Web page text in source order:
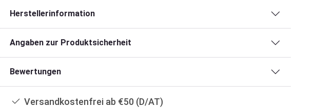
Herstellerinformation
Angaben zur Produktsicherheit
Bewertungen
Versandkostenfrei ab €50 (D/AT)